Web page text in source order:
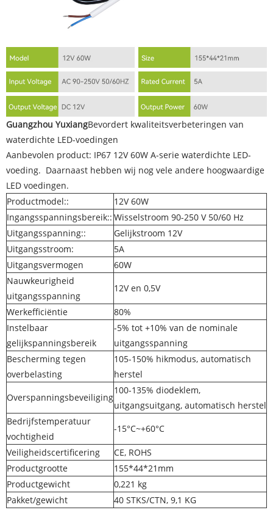
Guangzhou YuxiangBevordert kwaliteitsverbeteringen van
waterdichte LED-voedingen
Aanbevolen product: IP67 12V 60W A-serie waterdichte LED-
voeding. Daarnaast hebben wij nog vele andere hoogwaardige
LED voedingen.
Productmodel::
12V 60W
Ingangsspanningsbereik:: Wisselstroom 90-250 V 50/60 Hz
Uitgangsspanning::
Gelijkstroom 12V
Uitgangsstroom:
5A
Uitgangsvermogen
60W
Nauwkeurigheid
uitgangsspanning
12V en 0,5V
Werkefficiëntie
80%
Instelbaar
gelijkspanningsbereik
-5% tot +10% van de nominale
uitgangsspanning
Bescherming tegen
overbelasting
105-150% hikmodus, automatisch
herstel
Overspanningsbeveiliging
100-135% diodeklem,
uitgangsuitgang, automatisch herstel
Bedrijfstemperatuur
vochtigheid
-15°C~+60°C
Veiligheidscertificering
CE, ROHS
Productgrootte
155*44*21mm
Productgewicht
0,221 kg
Pakket/gewicht
40 STKS/CTN, 9,1 KG